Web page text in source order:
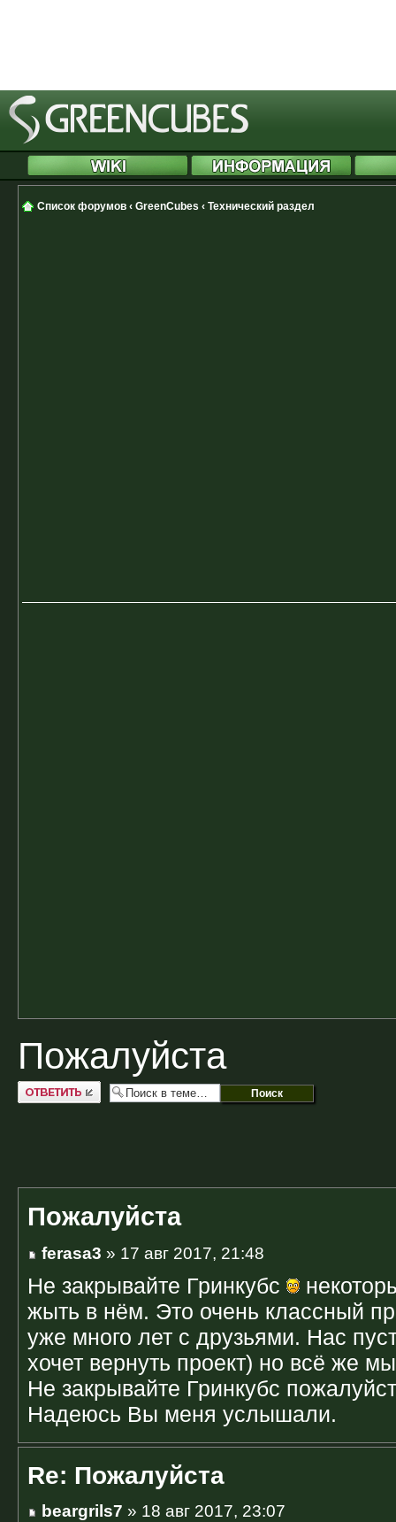
Список форумов ‹ GreenCubes ‹ Технический раздел
Пожалуйста
Ответить
Пожалуйста
ferasa3 » 17 авг 2017, 21:48
Не закрывайте Гринкубс
жыть в нём. Это очень классный
уже много лет с друзьями. Нас
хочет вернуть проект) но всё же
Не закрывайте Гринкубс
Надеюсь Вы меня услышали.
Re: Пожалуйста
beargrils7 » 18 авг 2017, 23:07